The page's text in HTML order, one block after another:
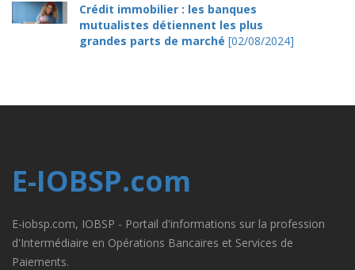
Crédit immobilier : les banques
mutualistes détiennent les plus
grandes parts de marché [02/08/2024]
E-IOBSP.com
E-iobsp.com, IOBSP - Portail d'informations sur la profession
d'Intermédiaire en Opérations Bancaires et Services de
Paiements.